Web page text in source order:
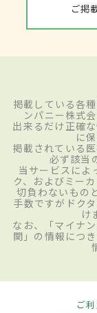
ご掲
掲載している各
ンパニー株式
出来るだけ正確
に
掲載されている
必ず該当
当サービスによ
ク、およびミー
切負わないもの
手数ですがドク
け
なお、「マイナ
関」の情報につ
ご